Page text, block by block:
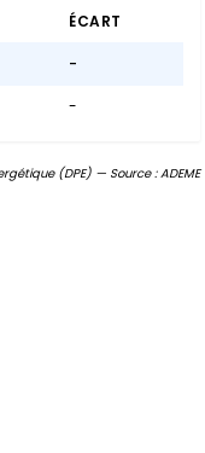
ÉCART
-
-
(DPE) — Source : ADEME